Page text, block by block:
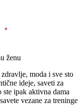
ženu
moda i sve sto
ideje, saveti za
ipak aktivna dama
vezane za treninge